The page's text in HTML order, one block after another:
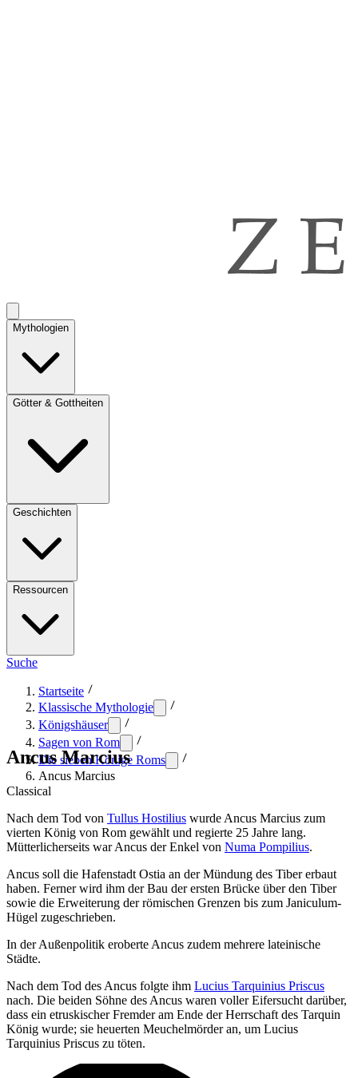
Mythologien
Götter & Gottheiten
Geschichten
Ressourcen
Suche
Startseite
Klassische Mythologie
Königshäuser
Sagen von Rom
Die sieben Könige Roms
Ancus Marcius
Ancus Marcius
Classical
Nach dem Tod von Tullus Hostilius wurde Ancus Marcius zum
vierten König von Rom gewählt und regierte 25 Jahre lang.
Mütterlicherseits war Ancus der Enkel von Numa Pompilius.
Ancus soll die Hafenstadt Ostia an der Mündung des Tiber erbaut
haben. Ferner wird ihm der Bau der ersten Brücke über den Tiber
sowie die Erweiterung der römischen Grenzen bis zum Janiculum-
Hügel zugeschrieben.
In der Außenpolitik eroberte Ancus zudem mehrere lateinische
Städte.
Nach dem Tod des Ancus folgte ihm Lucius Tarquinius Priscus
nach. Die beiden Söhne des Ancus waren voller Eifersucht darüber,
dass ein etruskischer Fremder am Ende der Herrschaft des Tarquin
König wurde; sie heuerten Meuchelmörder an, um Lucius
Tarquinius Priscus zu töten.